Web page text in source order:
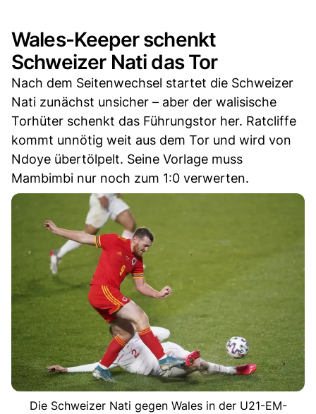
Wales-Keeper schenkt
Schweizer Nati das Tor
Nach dem Seitenwechsel startet die Schweizer
Nati zunächst unsicher – aber der walisische
Torhüter schenkt das Führungstor her. Ratcliffe
kommt unnötig weit aus dem Tor und wird von
Ndoye übertölpelt. Seine Vorlage muss
Mambimbi nur noch zum 1:0 verwerten.
Die Schweizer Nati gegen Wales in der U21-EM-